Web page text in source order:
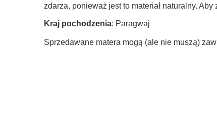
zdarza, ponieważ jest to materiał naturalny.
Kraj pochodzenia: Paragwaj
Sprzedawane matera mogą (ale nie muszą)